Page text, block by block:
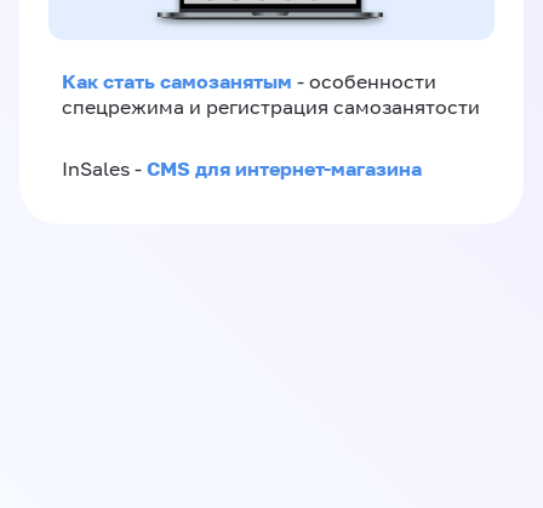
Как стать самозанятым - особенности
спецрежима и регистрация самозанятости
InSales - CMS для интернет-магазина